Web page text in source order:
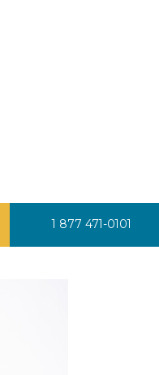
1 877 471-0101